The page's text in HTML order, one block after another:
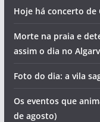
Hoje há concerto de
Morte na praia e
assim o dia no
Foto do dia: a vila
Os eventos que
de agosto)